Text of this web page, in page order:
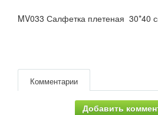
MV033 Салфетка плетеная 30*40
Комментарии
Добавить